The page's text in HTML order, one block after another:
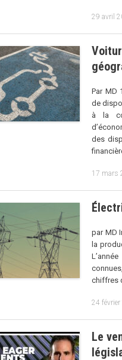
29 avril
Par MD
de
à la
des
17 mars
par MD
la
chiffres
24
Le